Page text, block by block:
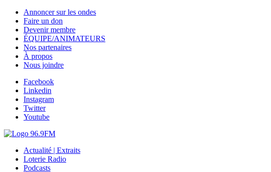
Annoncer sur les ondes
Faire un don
Devenir membre
ÉQUIPE/ANIMATEURS
Nos partenaires
À propos
Nous joindre
Facebook
Linkedin
Instagram
Twitter
Youtube
Actualité | Extraits
Loterie Radio
Podcasts